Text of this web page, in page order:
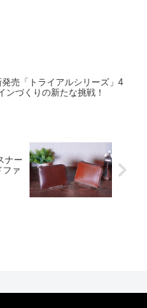
発売「トライアルシリーズ」4
づくりの新たな挑戦！
ナー
ファ